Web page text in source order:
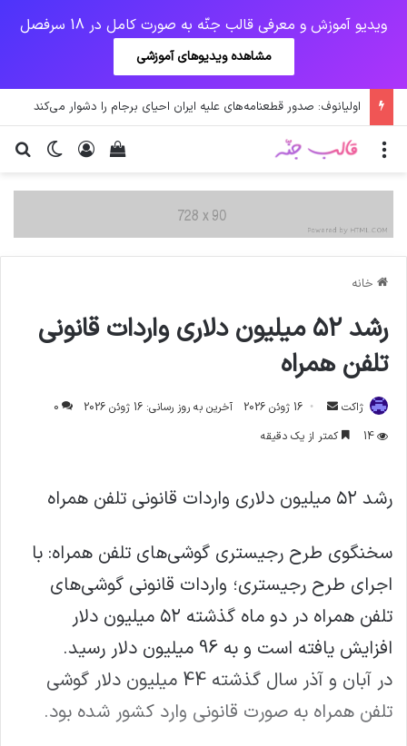
ویدیو آموزش و معرفی قالب جنّه به صورت کامل در 18 سرفصل
مشاهده ویدیوهای آموزشی
اولیانوف: صدور قطعنامه‌های علیه ایران احیای برجام را دشوار می‌کند
تغییر ورود
دیدن سبد خرید منو
خانه
رشد ۵۲ میلیون دلاری واردات قانونی
تلفن همراه
ژاکت
ارسال
ایمیل
16 ژوئن 2026 آخرین به روز رسانی: 16 ژوئن 2026
0
14
کمتر از یک دقیقه
رشد ۵۲ میلیون دلاری واردات قانونی تلفن همراه
سخنگوی طرح رجیستری گوشی‌های تلفن همراه: با
اجرای طرح رجیستری؛ واردات قانونی گوشی‌های
تلفن همراه در دو ماه گذشته ۵۲ میلیون دلار
افزایش یافته است و به 96 میلیون دلار رسید.
در آبان و آذر سال گذشته 44 میلیون دلار گوشی
تلفن همراه به صورت قانونی وارد کشور شده بود.